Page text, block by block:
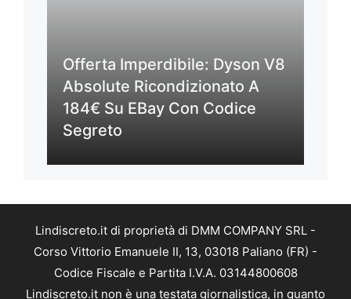
Offerta Imperdibile: Dyson V8
Absolute Ricondizionato A
184€ Su EBay Con Codice
Segreto
Lindiscreto.it di proprietà di DMM COMPANY SRL -
Corso Vittorio Emanuele II, 13, 03018 Paliano (FR) -
Codice Fiscale e Partita I.V.A. 03144800608
Lindiscreto.it non è una testata giornalistica, in quanto